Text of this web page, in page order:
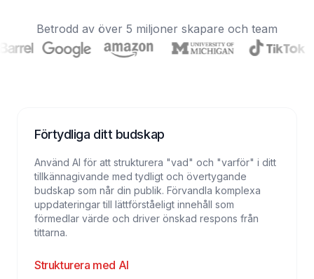
Betrodd av över 5 miljoner skapare och team
Förtydliga ditt budskap
Använd AI för att strukturera "vad" och "varför" i ditt
tillkännagivande med tydligt och övertygande
budskap som når din publik. Förvandla komplexa
uppdateringar till lättförståeligt innehåll som
förmedlar värde och driver önskad respons från
tittarna.
Strukturera med AI